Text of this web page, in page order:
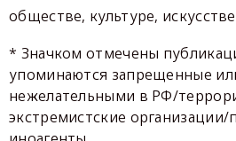
обществе, культуре,
* Значком отмечены
упоминаются запрещенные
нежелательными в РФ/
экстремистские организации/